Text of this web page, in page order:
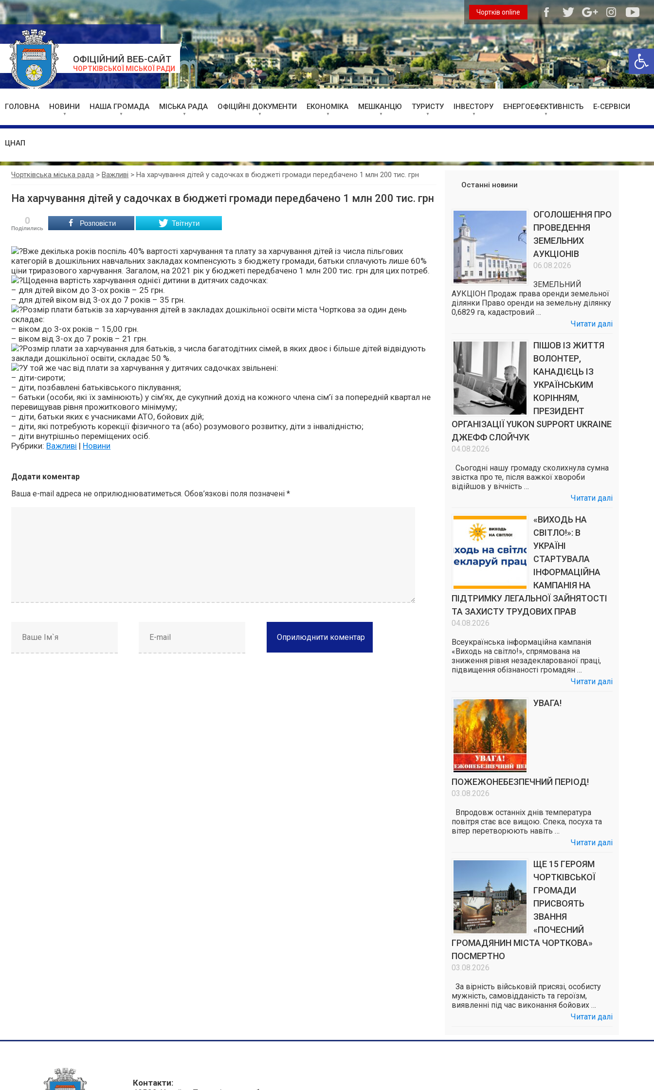
ОФІЦІЙНИЙ ВЕБ-САЙТ
ЧОРТКІВСЬКОЇ МІСЬКОЇ РАДИ
Чортків online
ГОЛОВНА НОВИНИ НАША ГРОМАДА МІСЬКА РАДА ОФІЦІЙНІ ДОКУМЕНТИ ЕКОНОМІКА МЕШКАНЦЮ ТУРИСТУ ІНВЕСТОРУ ЕНЕРГОЕФЕКТИВНІСТЬ Е-СЕРВІСИ
ЦНАП
Чортківська міська рада >Важливі >На харчування дітей у садочках в бюджеті громади передбачено 1 млн 200 тис. грн
На харчування дітей у садочках в бюджеті громади передбачено 1 млн 200 тис. грн
0
Поділились
Розповісти Твітнути
Вже декілька років поспіль 40% вартості харчування та плату за харчування дітей із числа пільгових
категорій в дошкільних навчальних закладах компенсують з бюджету громади, батьки сплачують лише 60%
ціни триразового харчування. Загалом, на 2021 рік у бюджеті передбачено 1 млн 200 тис. грн для цих потреб.
Щоденна вартість харчування однієї дитини в дитячих садочках:
– для дітей віком до 3-ох років – 25 грн.
– для дітей віком від 3-ох до 7 років – 35 грн.
Розмір плати батьків за харчування дітей в закладах дошкільної освіти міста Чорткова за один день
складає:
– віком до 3-ох років – 15,00 грн.
– віком від 3-ох до 7 років – 21 грн.
Розмір плати за харчування для батьків, з числа багатодітних сімей, в яких двоє і більше дітей відвідують
заклади дошкільної освіти, складає 50 %.
У той же час від плати за харчування у дитячих садочках звільнені:
– діти-сироти;
– діти, позбавлені батьківського піклування;
– батьки (особи, які їх замінюють) у сім’ях, де сукупний дохід на кожного члена сім’ї за попередній квартал не
перевищував рівня прожиткового мінімуму;
– діти, батьки яких є учасниками АТО, бойових дій;
– діти, які потребують корекції фізичного та (або) розумового розвитку, діти з інвалідністю;
– діти внутрішньо переміщених осіб.
Рубрики: Важливі | Новини
Додати коментар
Ваша e-mail адреса не оприлюднюватиметься. Обов’язкові поля позначені*
Останні новини
ОГОЛОШЕННЯ ПРО
ПРОВЕДЕННЯ
ЗЕМЕЛЬНИХ
АУКЦІОНІВ
06.08.2026
ЗЕМЕЛЬНИЙ
АУКЦІОН Продаж права оренди земельної
ділянки Право оренди на земельну ділянку
0,6829 га, кадастровий …
Читати далі
ПІШОВ ІЗ ЖИТТЯ
ВОЛОНТЕР,
КАНАДІЄЦЬ ІЗ
УКРАЇНСЬКИМ
КОРІННЯМ,
ПРЕЗИДЕНТ
ОРГАНІЗАЦІЇ YUKON SUPPORT UKRAINE
ДЖЕФФ СЛОЙЧУК
04.08.2026
Сьогодні нашу громаду сколихнула сумна
звістка про те, після важкої хвороби
відійшов у вічність …
Читати далі
«ВИХОДЬ НА
СВІТЛО!»: В
УКРАЇНІ
СТАРТУВАЛА
ІНФОРМАЦІЙНА
КАМПАНІЯ НА
ПІДТРИМКУ ЛЕГАЛЬНОЇ ЗАЙНЯТОСТІ
ТА ЗАХИСТУ ТРУДОВИХ ПРАВ
04.08.2026
Всеукраїнська інформаційна кампанія
«Виходь на світло!», спрямована на
зниження рівня незадекларованої праці,
підвищення обізнаності громадян …
Читати далі
УВАГА!
ПОЖЕЖОНЕБЕЗПЕЧНИЙ ПЕРІОД!
03.08.2026
Впродовж останніх днів температура
повітря стає все вищою. Спека, посуха та
вітер перетворюють навіть …
Читати далі
ЩЕ 15 ГЕРОЯМ
ЧОРТКІВСЬКОЇ
ГРОМАДИ
ПРИСВОЯТЬ
ЗВАННЯ
«ПОЧЕСНИЙ
ГРОМАДЯНИН МІСТА ЧОРТКОВА»
ПОСМЕРТНО
03.08.2026
За вірність військовій присязі, особисту
мужність, самовідданість та героїзм,
виявленні під час виконання бойових …
Читати далі
Контакти: